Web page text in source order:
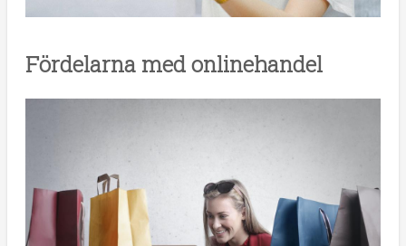
Fördelarna med onlinehandel